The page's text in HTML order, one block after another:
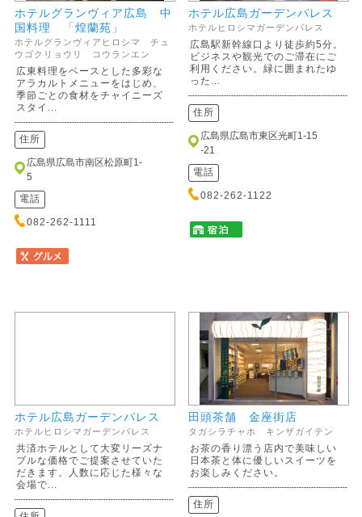
ホテルグランヴィア広島 中
国料理 「煌蘭苑」
ホテルグランヴィアヒロシマ チュ
ウゴクリョウリ コウランエン
広東料理をベースとした多彩な
アラカルトメニューをはじめ、
季節ごとの食材をチャイニーズ
スタイ...
住所
広島県広島市南区松原町1-
5
電話
082-262-1111
ホテル広島ガーデンパレス
ホテルヒロシマガーデンパレス
広島駅新幹線口より徒歩約5分。
ビジネスや観光でのご滞在にご
利用ください。緑に囲まれたゆ
った...
住所
広島県広島市東区光町1-15
-21
電話
082-262-1122
ホテル広島ガーデンパレス
ホテルヒロシマガーデンパレス
共済ホテルとして大変リーズナ
ブルな価格でご提案させていた
だきます。人数に応じた様々な
会場で...
田頭茶舗 金座街店
タガシラチャホ キンザガイテン
お茶の香り漂う店内で美味しい
日本茶と体に優しいスイーツを
お楽しみください。
住所